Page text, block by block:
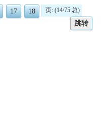
17 18 页: (14/75 总)
跳转